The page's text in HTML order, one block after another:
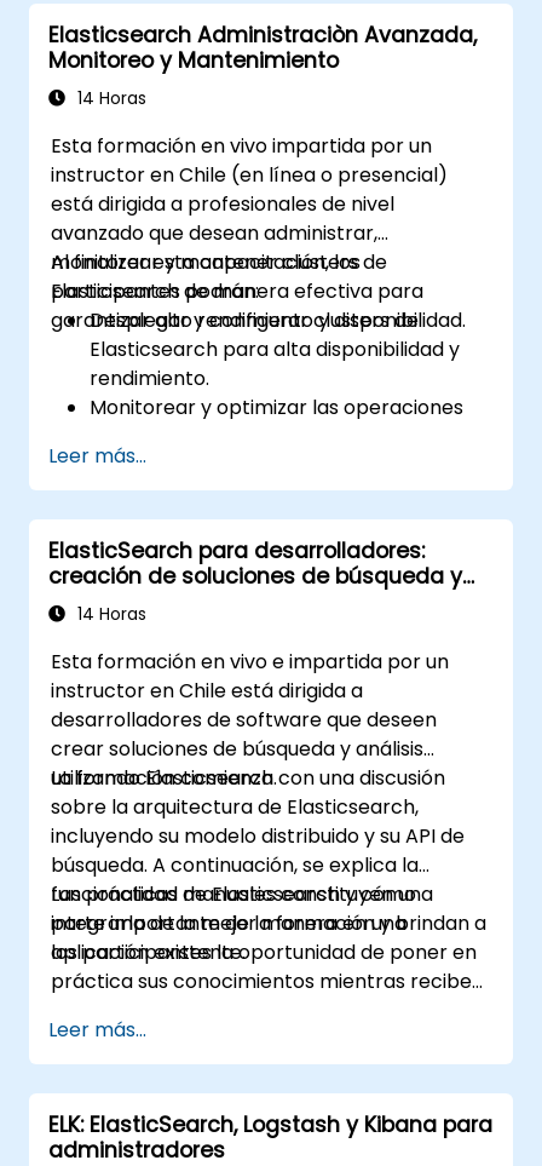
integración.
Elasticsearch Administraciòn Avanzada,
Monitoreo y Mantenimiento
14 Horas
Esta formación en vivo impartida por un
instructor en Chile (en línea o presencial)
está dirigida a profesionales de nivel
avanzado que desean administrar,
monitorear y mantener clusters de
Elasticsearch de manera efectiva para
garantizar alto rendimiento y disponibilidad.
Al finalizar esta capacitación, los
participantes podrán:
Desplegar y configurar clusters de
Elasticsearch para alta disponibilidad y
rendimiento.
Monitorear y optimizar las operaciones
Integrarse con Kibana y Logstash para
análisis avanzados y visualización.
Ampliar la funcionalidad de Elasticsearch
mediante complementos (plugins).
Escalar Elasticsearch utilizando técnicas
de clustering y fragmentación.
Leer más...
ElasticSearch para desarrolladores:
creación de soluciones de búsqueda y
análisis con Elasticsearch
14 Horas
Esta formación en vivo e impartida por un
instructor en Chile está dirigida a
desarrolladores de software que deseen
crear soluciones de búsqueda y análisis
utilizando Elasticsearch.
La formación comienza con una discusión
sobre la arquitectura de Elasticsearch,
incluyendo su modelo distribuido y su API de
búsqueda. A continuación, se explica la
funcionalidad de Elasticsearch y cómo
integrarla de la mejor manera en una
aplicación existente.
Las prácticas manuales constituyen una
parte importante de la formación y brindan a
los participantes la oportunidad de poner en
práctica sus conocimientos mientras reciben
progreso.
Leer más...
ELK: ElasticSearch, Logstash y Kibana para
administradores